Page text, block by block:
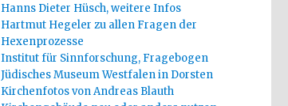
Hanns Dieter Hüsch, weitere Infos
Hartmut Hegeler zu allen Fragen der
Hexenprozesse
Institut für Sinnforschung, Fragebogen
Jüdisches Museum Westfalen in Dorsten
Kirchenfotos von Andreas Blauth